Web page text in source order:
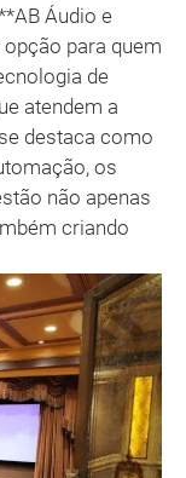
Áudio e
para quem
de
atendem a
destaca como
os
não apenas
criando